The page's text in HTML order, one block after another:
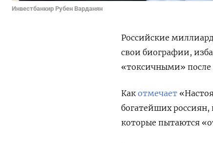
Инвестбанкир Рубен Варданян
Российские
свои биографии,
«токсичными» после
Как отмечает
богатейших
которые пытаются